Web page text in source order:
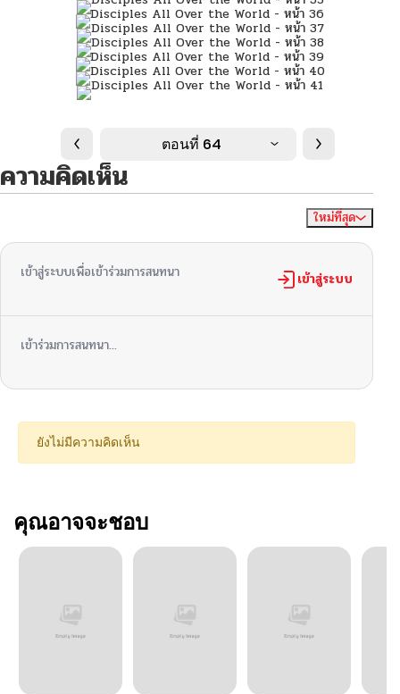
ตอนที่ 64
ความคิดเห็น
ใหม่ที่สุด
เข้าสู่ระบบเพื่อเข้าร่วมการสนทนา เข้าสู่ระบบ
เข้าร่วมการสนทนา...
ยังไม่มีความคิดเห็น
คุณอาจจะชอบ